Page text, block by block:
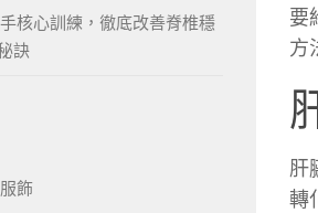
要
方
肝
轉
核心訓練，徹底改善脊椎穩
訣
飾